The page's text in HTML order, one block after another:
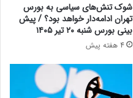
شوک تنش‌های سیاسی به بورس
تهران ادامه‌دار خواهد بود؟ / پیش
بینی بورس شنبه ۲۰ تیر ۱۴۰۵
4 هفته پیش